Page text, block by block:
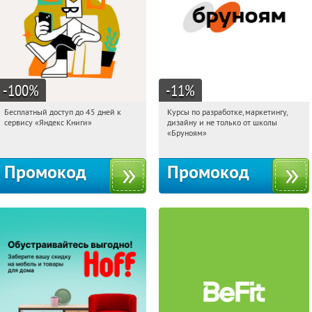
-100%
09:39:37
Получи первым!
Бесплатный доступ до 45 дней к
сервису «Яндекс Книги»
Промокод
-11%
09:39:37
Получи первым!
Россия
Курсы по разработке, маркетингу,
дизайну и не только от школы
«Бруноям»
Промокод